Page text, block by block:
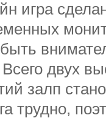
игра
Всего двух
залп
трудно,